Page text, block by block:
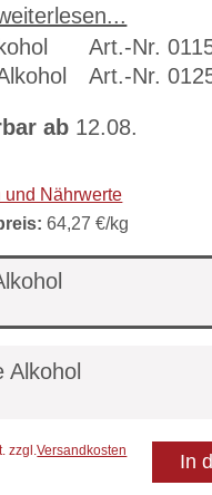
ca. 700 gArt.-Nr.
Art.-Nr.
ab 12.08.
und Nährwerte
64,27 €/kg
Alkohol
zzgl.Versandkosten In